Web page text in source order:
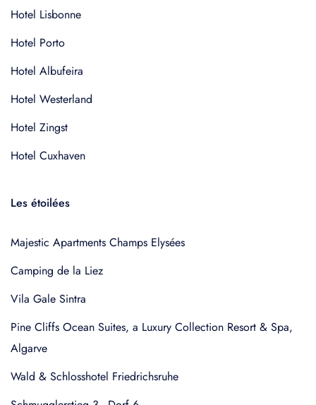
Hotel Lisbonne
Hotel Porto
Hotel Albufeira
Hotel Westerland
Hotel Zingst
Hotel Cuxhaven
Les étoilées
Majestic Apartments Champs Elysées
Camping de la Liez
Vila Gale Sintra
Pine Cliffs Ocean Suites, a Luxury Collection Resort & Spa,
Algarve
Wald & Schlosshotel Friedrichsruhe